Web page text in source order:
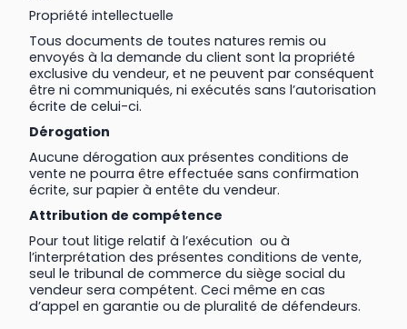
Propriété intellectuelle
Tous documents de toutes natures remis ou
envoyés à la demande du client sont la propriété
exclusive du vendeur, et ne peuvent par conséquent
être ni communiqués, ni exécutés sans l’autorisation
écrite de celui-ci.
Dérogation
Aucune dérogation aux présentes conditions de
vente ne pourra être effectuée sans confirmation
écrite, sur papier à entête du vendeur.
Attribution de compétence
Pour tout litige relatif à l’exécution ou à
l’interprétation des présentes conditions de vente,
seul le tribunal de commerce du siège social du
vendeur sera compétent. Ceci même en cas
d’appel en garantie ou de pluralité de défendeurs.